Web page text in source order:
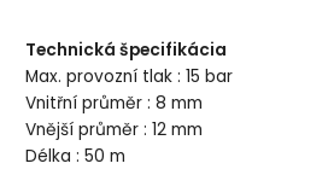
Technická špecifikácia
Max. provozní tlak : 15 bar
Vnitřní průměr : 8 mm
Vnější průměr : 12 mm
Délka : 50 m